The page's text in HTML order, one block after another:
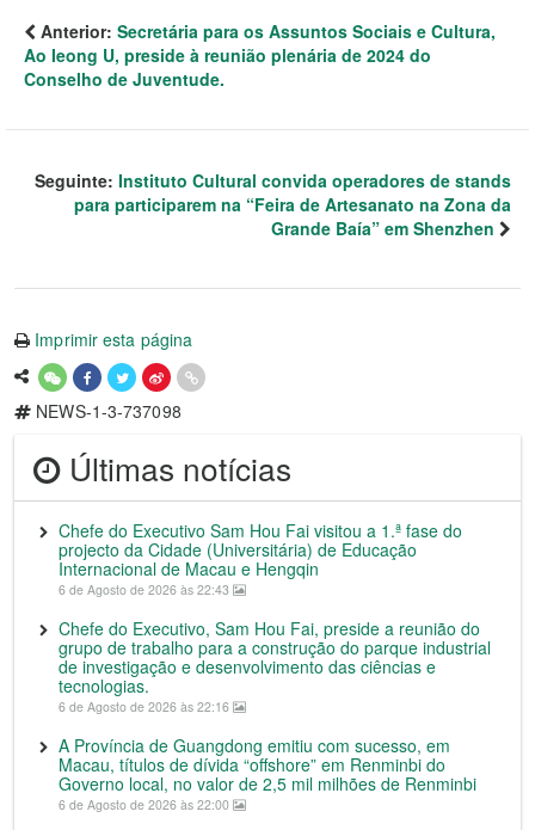
Anterior: Secretária para os Assuntos Sociais e Cultura,
Ao Ieong U, preside à reunião plenária de 2024 do
Conselho de Juventude.
Seguinte: Instituto Cultural convida operadores de stands
para participarem na “Feira de Artesanato na Zona da
Grande Baía” em Shenzhen
Imprimir esta página
NEWS-1-3-737098
Últimas notícias
Chefe do Executivo Sam Hou Fai visitou a 1.ª fase do
projecto da Cidade (Universitária) de Educação
Internacional de Macau e Hengqin
6 de Agosto de 2026 às 22:43
Chefe do Executivo, Sam Hou Fai, preside a reunião do
grupo de trabalho para a construção do parque industrial
de investigação e desenvolvimento das ciências e
tecnologias.
6 de Agosto de 2026 às 22:16
A Província de Guangdong emitiu com sucesso, em
Macau, títulos de dívida “offshore” em Renminbi do
Governo local, no valor de 2,5 mil milhões de Renminbi
6 de Agosto de 2026 às 22:00